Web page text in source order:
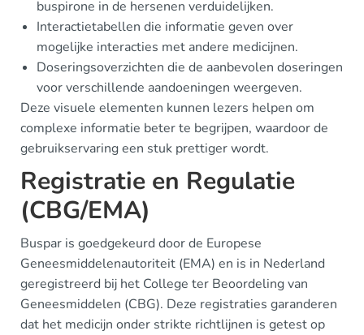
buspirone in de hersenen verduidelijken.
Interactietabellen die informatie geven over
mogelijke interacties met andere medicijnen.
Doseringsoverzichten die de aanbevolen doseringen
voor verschillende aandoeningen weergeven.
Deze visuele elementen kunnen lezers helpen om
complexe informatie beter te begrijpen, waardoor de
gebruikservaring een stuk prettiger wordt.
Registratie en Regulatie
(CBG/EMA)
Buspar is goedgekeurd door de Europese
Geneesmiddelenautoriteit (EMA) en is in Nederland
geregistreerd bij het College ter Beoordeling van
Geneesmiddelen (CBG). Deze registraties garanderen
dat het medicijn onder strikte richtlijnen is getest op